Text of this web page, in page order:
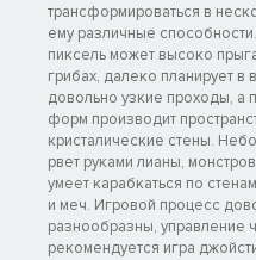
трансформироваться в
ему различные
пиксель может высоко
грибах, далеко планирует в
довольно узкие проходы, а
форм производит
кристалические стены.
рвет руками лианы,
умеет карабкаться по
и меч. Игровой процесс
разнообразны, управление
рекомендуется игра